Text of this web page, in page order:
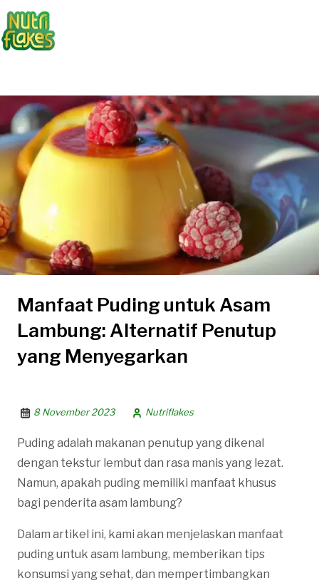
Manfaat Puding untuk Asam
Lambung: Alternatif Penutup
yang Menyegarkan
8 November 2023 Nutriflakes
Puding adalah makanan penutup yang dikenal
dengan tekstur lembut dan rasa manis yang lezat.
Namun, apakah puding memiliki manfaat khusus
bagi penderita asam lambung?
Dalam artikel ini, kami akan menjelaskan manfaat
puding untuk asam lambung, memberikan tips
konsumsi yang sehat, dan mempertimbangkan